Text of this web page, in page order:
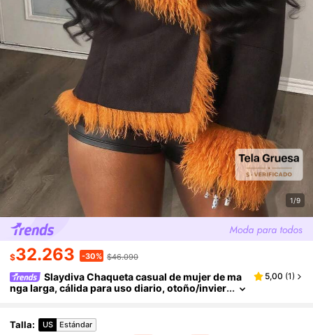
1/9
$32.263 -30% $46.090
Slaydiva Chaqueta casual de mujer de ma
nga larga, cálida para uso diario, otoño/invier
5,00 (1)
Talla: US Estándar